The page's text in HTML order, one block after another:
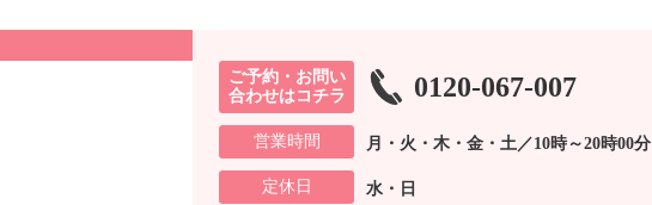
ご予約・お問い
合わせはコチラ
0120-067-007
営業時間 月・火・木・金・土／10時～20時00分
定休日 水・日